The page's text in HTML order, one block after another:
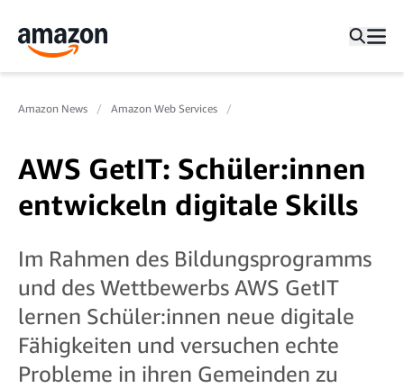
Amazon News Amazon Web Services
AWS GetIT: Schüler:innen
entwickeln digitale Skills
Im Rahmen des Bildungsprogramms
und des Wettbewerbs AWS GetIT
lernen Schüler:innen neue digitale
Fähigkeiten und versuchen echte
Probleme in ihren Gemeinden zu